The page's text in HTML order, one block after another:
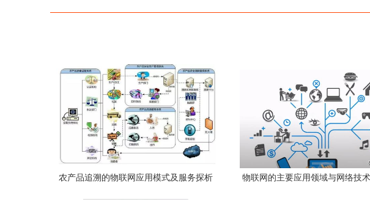
农产品追溯的物联网应用模式及服务探析
物联网的主要应用领域与网络技